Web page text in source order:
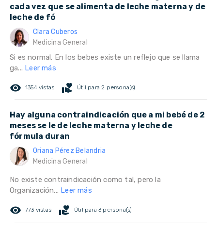
cada vez que se alimenta de leche materna y de
leche de fó
Clara Cuberos
Medicina General
Si es normal. En los bebes existe un reflejo que se llama
ga... Leer más
remove_red_eye 1354 vistas volunteer_activism Útil para 2 persona(s)
Hay alguna contraindicación que a mi bebé de 2
meses se le de leche materna y leche de
fórmula duran
Oriana Pérez Belandria
Medicina General
No existe contraindicación como tal, pero la
Organización... Leer más
remove_red_eye 773 vistas volunteer_activism Útil para 3 persona(s)